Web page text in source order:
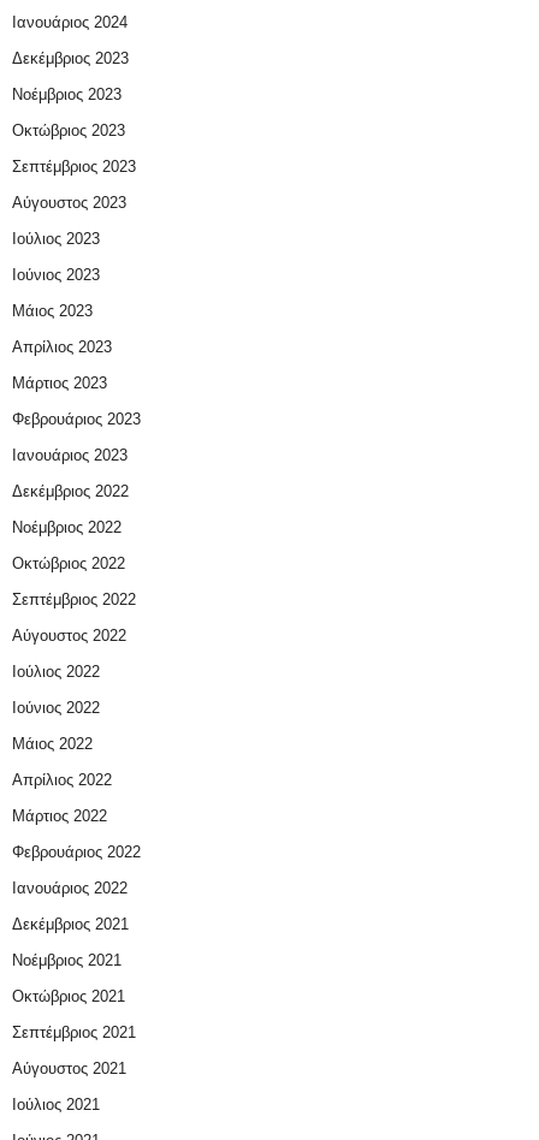
Ιανουάριος 2024
Δεκέμβριος 2023
Νοέμβριος 2023
Οκτώβριος 2023
Σεπτέμβριος 2023
Αύγουστος 2023
Ιούλιος 2023
Ιούνιος 2023
Μάιος 2023
Απρίλιος 2023
Μάρτιος 2023
Φεβρουάριος 2023
Ιανουάριος 2023
Δεκέμβριος 2022
Νοέμβριος 2022
Οκτώβριος 2022
Σεπτέμβριος 2022
Αύγουστος 2022
Ιούλιος 2022
Ιούνιος 2022
Μάιος 2022
Απρίλιος 2022
Μάρτιος 2022
Φεβρουάριος 2022
Ιανουάριος 2022
Δεκέμβριος 2021
Νοέμβριος 2021
Οκτώβριος 2021
Σεπτέμβριος 2021
Αύγουστος 2021
Ιούλιος 2021